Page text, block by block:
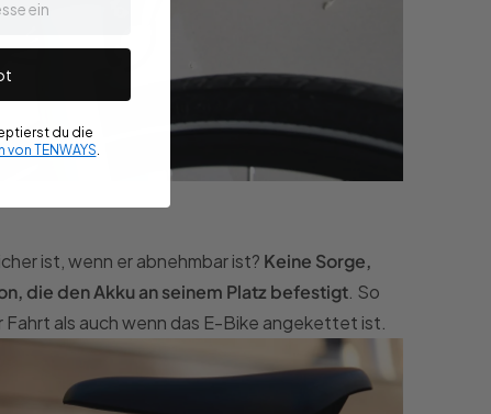
ist, wenn er abnehmbar ist? Keine Sorge,
die den Akku an seinem Platz befestigt . So
als auch wenn das E-Bike angekettet ist.
du die
TENWAYS